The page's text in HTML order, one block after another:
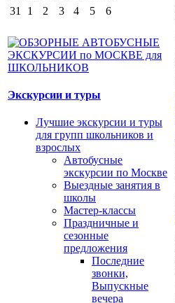
31
1 2 3 4 5 6
Экскурсии и туры
Лучшие экскурсии и туры
для групп школьников и
взрослых
Автобусные
экскурсии по Москве
Выездные занятия в
школы
Мастер-классы
Праздничные и
сезонные
предложения
Последние
звонки,
Выпускные
вечера